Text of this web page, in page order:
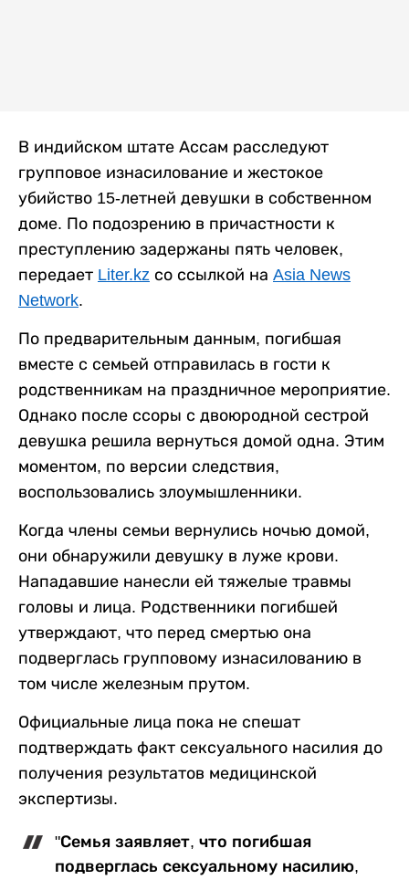
В индийском штате Ассам расследуют
групповое изнасилование и жестокое
убийство 15-летней девушки в собственном
доме. По подозрению в причастности к
преступлению задержаны пять человек,
передает Liter.kz со ссылкой на Asia News
Network.
По предварительным данным, погибшая
вместе с семьей отправилась в гости к
родственникам на праздничное мероприятие.
Однако после ссоры с двоюродной сестрой
девушка решила вернуться домой одна. Этим
моментом, по версии следствия,
воспользовались злоумышленники.
Когда члены семьи вернулись ночью домой,
они обнаружили девушку в луже крови.
Нападавшие нанесли ей тяжелые травмы
головы и лица. Родственники погибшей
утверждают, что перед смертью она
подверглась групповому изнасилованию в
том числе железным прутом.
Официальные лица пока не спешат
подтверждать факт сексуального насилия до
получения результатов медицинской
экспертизы.
"Семья заявляет, что погибшая
подверглась сексуальному насилию,